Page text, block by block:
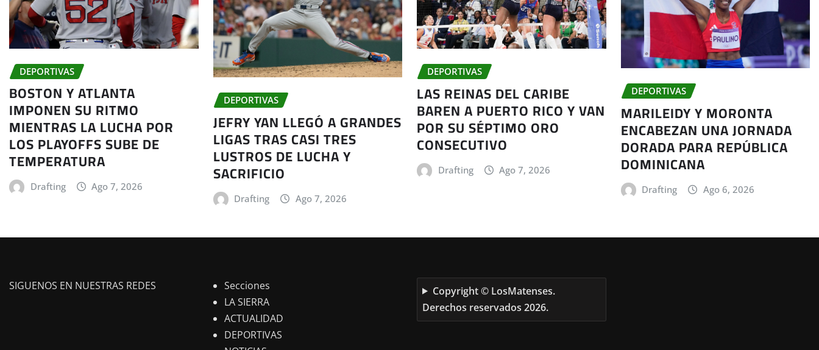
DEPORTIVAS
BOSTON Y ATLANTA
IMPONEN SU RITMO
MIENTRAS LA LUCHA POR
LOS PLAYOFFS SUBE DE
TEMPERATURA
Drafting Ago 7, 2026
DEPORTIVAS
JEFRY YAN LLEGÓ A GRANDES
LIGAS TRAS CASI TRES
LUSTROS DE LUCHA Y
SACRIFICIO
Drafting Ago 7, 2026
DEPORTIVAS
LAS REINAS DEL CARIBE
BAREN A PUERTO RICO Y VAN
POR SU SÉPTIMO ORO
CONSECUTIVO
Drafting Ago 7, 2026
DEPORTIVAS
MARILEIDY Y MORONTA
ENCABEZAN UNA JORNADA
DORADA PARA REPÚBLICA
DOMINICANA
Drafting Ago 6, 2026
SIGUENOS EN NUESTRAS REDES
Secciones
LA SIERRA
ACTUALIDAD
DEPORTIVAS
Copyright © LosMatenses.
Derechos reservados 2026.